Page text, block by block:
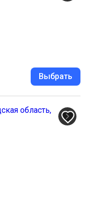
Выбрать